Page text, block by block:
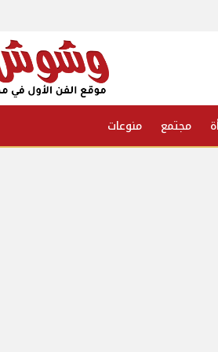
مجتمع منوعات